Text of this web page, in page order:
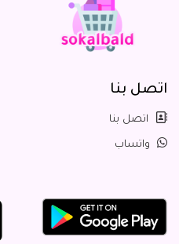
اتصل بنا
اتصل بنا
واتساب